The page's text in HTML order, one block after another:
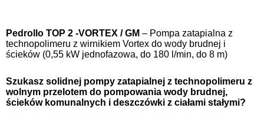
Pedrollo TOP 2 -VORTEX / GM – Pompa zatapialna z
technopolimeru z wirnikiem Vortex do wody brudnej i
ścieków (0,55 kW jednofazowa, do 180 l/min, do 8 m)
Szukasz solidnej pompy zatapialnej z technopolimeru z
wolnym przelotem do pompowania wody brudnej,
ścieków komunalnych i deszczówki z ciałami stałymi?